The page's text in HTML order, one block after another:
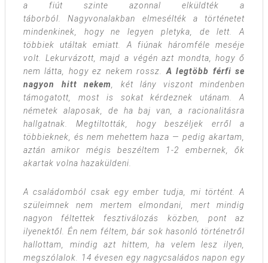
a fiút szinte azonnal elküldték a
táborból. Nagyvonalakban elmesélték a történetet
mindenkinek, hogy ne legyen pletyka, de lett. A
többiek utáltak emiatt. A fiúnak háromféle meséje
volt. Lekurvázott, majd a végén azt mondta, hogy ő
nem látta, hogy ez nekem rossz.A legtöbb férfi se
nagyon hitt nekem, két lány viszont mindenben
támogatott, most is sokat kérdeznek utánam. A
németek alaposak, de ha baj van, a racionalitásra
hallgatnak. Megtiltották, hogy beszéljek erről a
többieknek, és nem mehettem haza — pedig akartam,
aztán amikor mégis beszéltem 1-2 embernek, ők
akartak volna hazaküldeni.
A családomból csak egy ember tudja, mi történt. A
szüleimnek nem mertem elmondani, mert mindig
nagyon féltettek fesztiválozás közben, pont az
ilyenektől. Én nem féltem, bár sok hasonló történetről
hallottam, mindig azt hittem, ha velem lesz ilyen,
megszólalok. 14 évesen egy nagycsaládos napon egy